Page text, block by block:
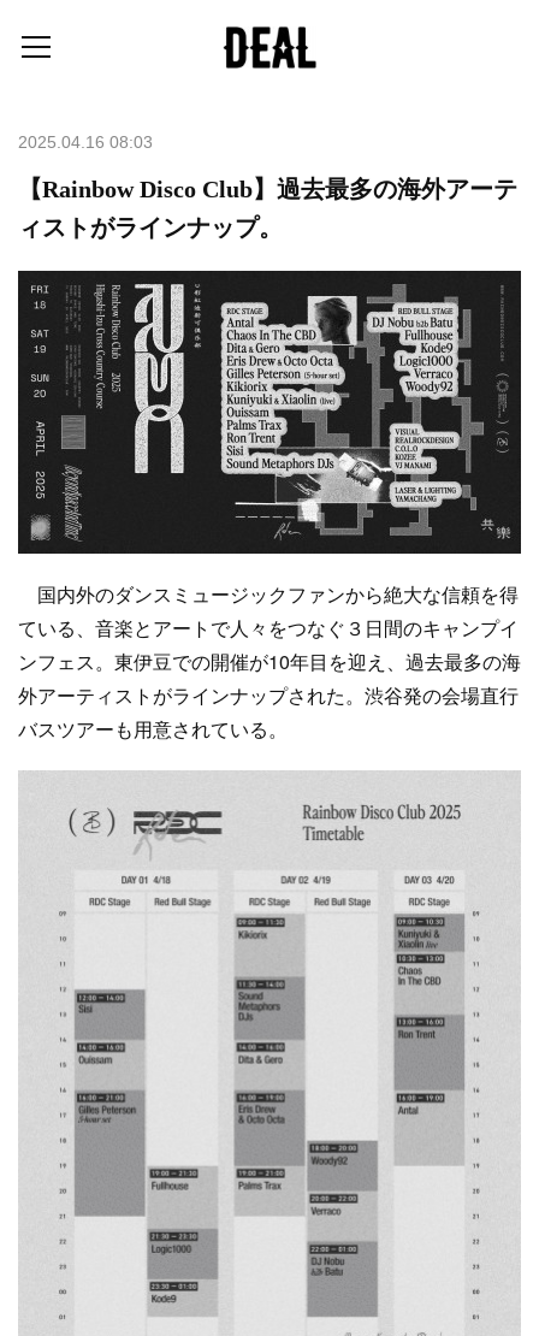
2025.04.16 08:03
【Rainbow Disco Club】過去最多の海外アーテ
ィストがラインナップ。
国内外のダンスミュージックファンから絶大な信頼を得
ている、音楽とアートで人々をつなぐ３日間のキャンプイ
ンフェス。東伊豆での開催が10年目を迎え、過去最多の海
外アーティストがラインナップされた。渋谷発の会場直行
バスツアーも用意されている。